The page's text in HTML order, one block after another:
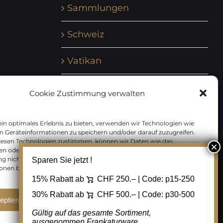
Cookie Zustimmung verwalten
optimales Erlebnis zu bieten, verwenden wir Technologien wie
Geräteinformationen zu speichern und/oder darauf zuzugreifen.
Technologien zustimmen, können wir Daten wie das
oder eindeutige IDs auf dieser Website verarbeiten. Wenn Sie Ihre
nicht erteilen oder zurückziehen, können bestimmte Merkmale
beeinträchtigt werden.
Ablehnen Cookie Einstellungen
Sammlungen
Schweiz
Vatikan
Zensurbelege Österreich
Zensurbelege Schweiz
Sparen Sie jetzt !
15% Rabatt ab CHF 250.– | Code: p15-250
30% Rabatt ab
CHF 500.– | Code: p30-500
Gültig auf das gesamte Sortiment,